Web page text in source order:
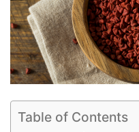
Table of Contents